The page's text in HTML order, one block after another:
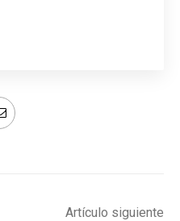
Artículo siguiente